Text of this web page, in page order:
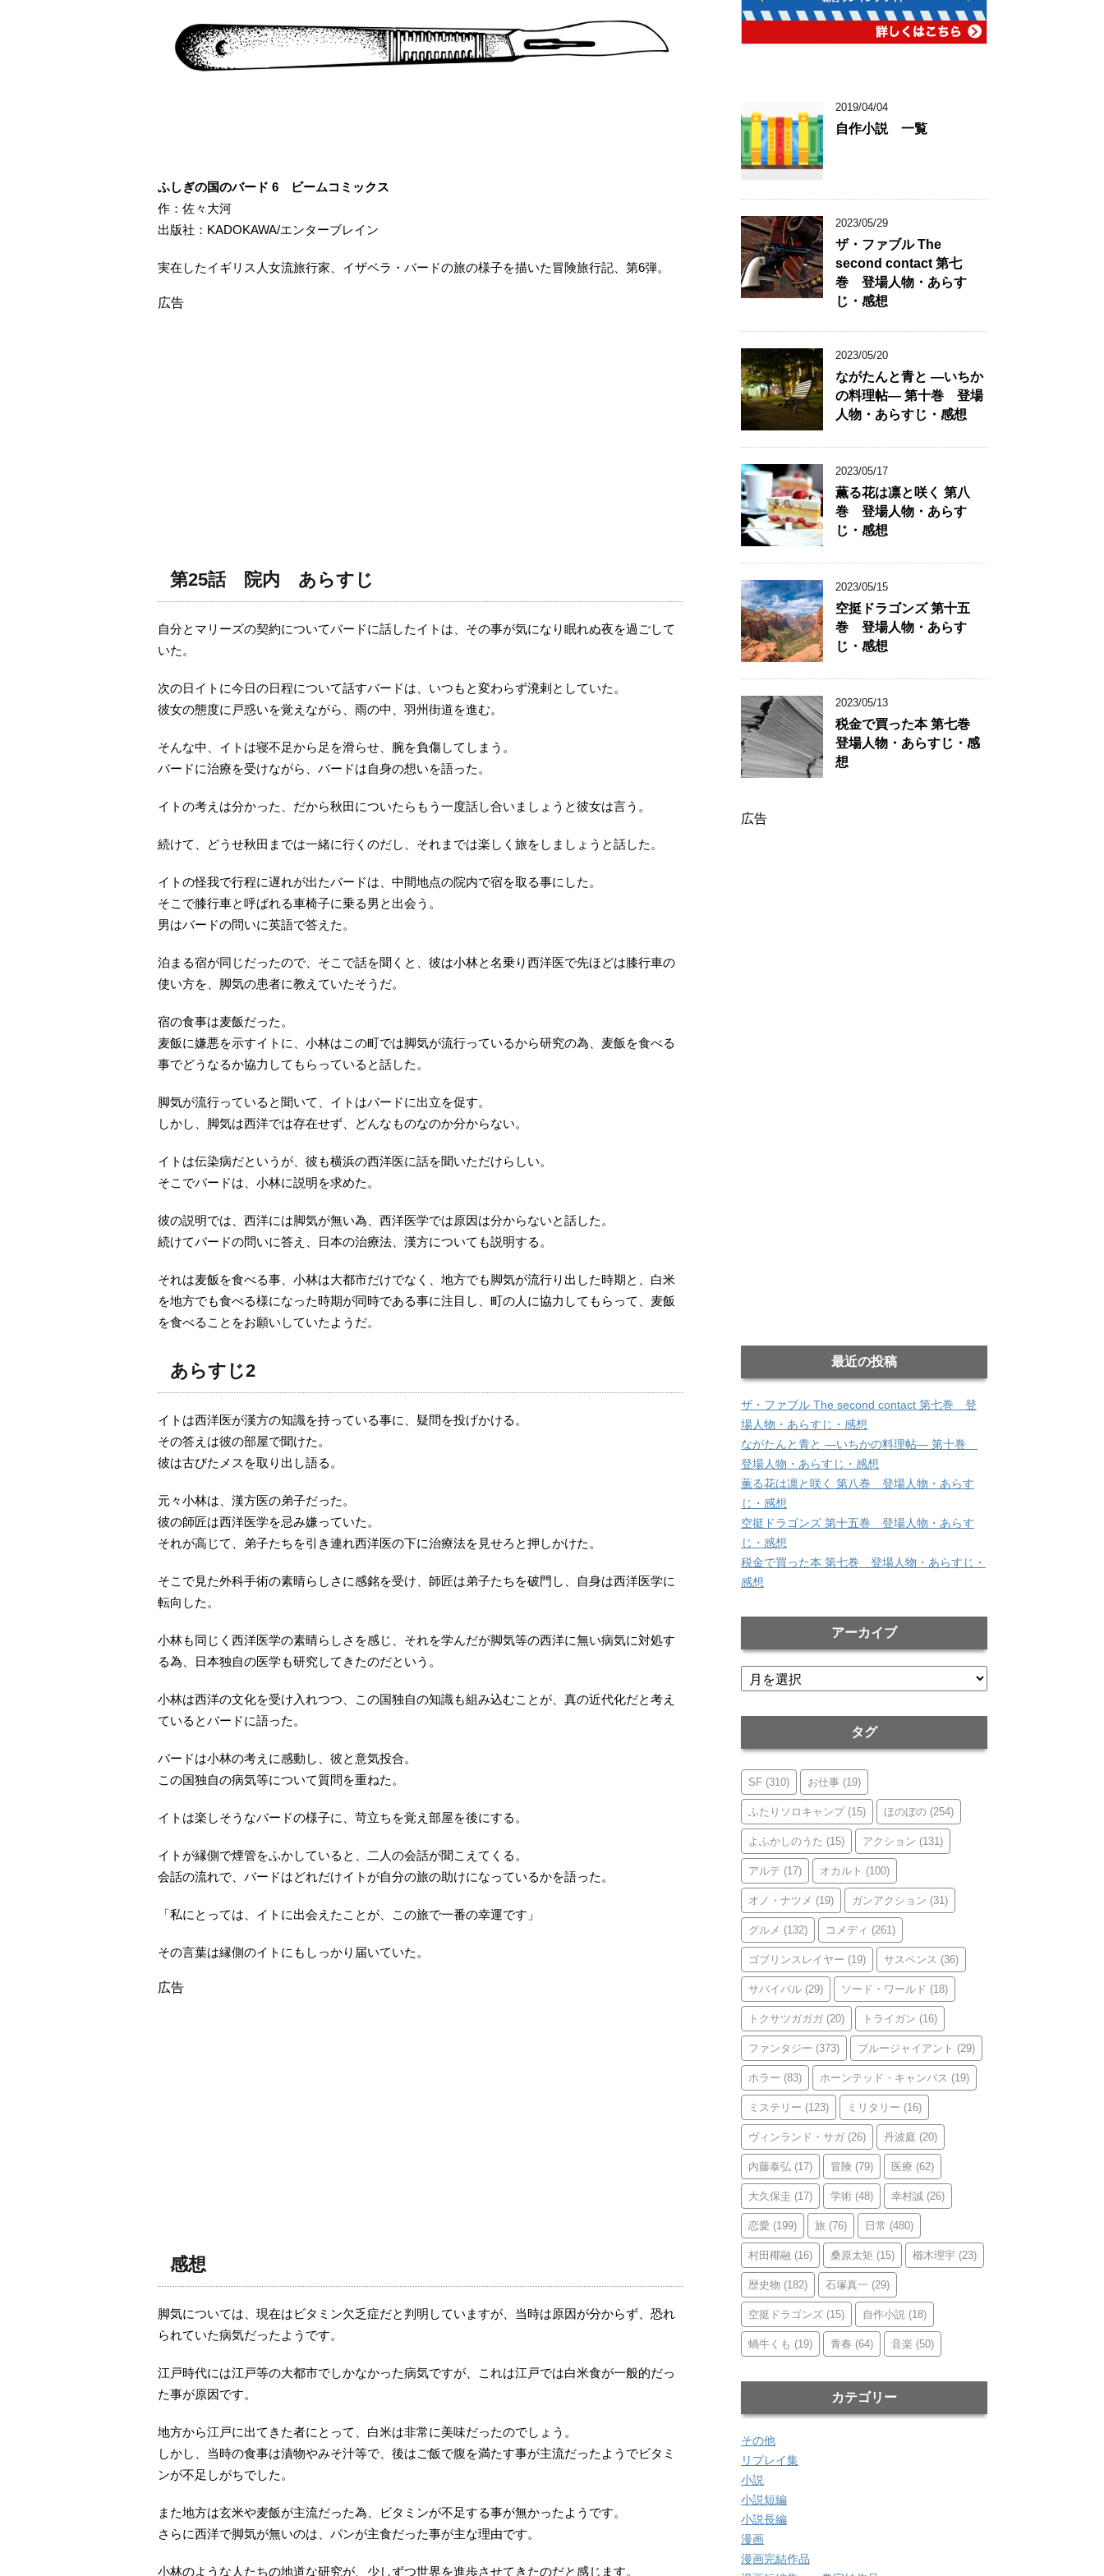
ふしぎの国のバード 6 ビームコミックス
作：佐々大河
出版社：KADOKAWA/エンターブレイン
実在したイギリス人女流旅行家、イザベラ・バードの旅の様子を描いた冒険旅行記、第6弾。
広告
第25話 院内 あらすじ
自分とマリーズの契約についてバードに話したイトは、その事が気になり眠れぬ夜を過ごして
いた。
次の日イトに今日の日程について話すバードは、いつもと変わらず溌剌としていた。
彼女の態度に戸惑いを覚えながら、雨の中、羽州街道を進む。
そんな中、イトは寝不足から足を滑らせ、腕を負傷してしまう。
バードに治療を受けながら、バードは自身の想いを語った。
イトの考えは分かった、だから秋田についたらもう一度話し合いましょうと彼女は言う。
続けて、どうせ秋田までは一緒に行くのだし、それまでは楽しく旅をしましょうと話した。
イトの怪我で行程に遅れが出たバードは、中間地点の院内で宿を取る事にした。
そこで膝行車と呼ばれる車椅子に乗る男と出会う。
男はバードの問いに英語で答えた。
泊まる宿が同じだったので、そこで話を聞くと、彼は小林と名乗り西洋医で先ほどは膝行車の
使い方を、脚気の患者に教えていたそうだ。
宿の食事は麦飯だった。
麦飯に嫌悪を示すイトに、小林はこの町では脚気が流行っているから研究の為、麦飯を食べる
事でどうなるか協力してもらっていると話した。
脚気が流行っていると聞いて、イトはバードに出立を促す。
しかし、脚気は西洋では存在せず、どんなものなのか分からない。
イトは伝染病だというが、彼も横浜の西洋医に話を聞いただけらしい。
そこでバードは、小林に説明を求めた。
彼の説明では、西洋には脚気が無い為、西洋医学では原因は分からないと話した。
続けてバードの問いに答え、日本の治療法、漢方についても説明する。
それは麦飯を食べる事、小林は大都市だけでなく、地方でも脚気が流行り出した時期と、白米
を地方でも食べる様になった時期が同時である事に注目し、町の人に協力してもらって、麦飯
を食べることをお願いしていたようだ。
あらすじ2
イトは西洋医が漢方の知識を持っている事に、疑問を投げかける。
その答えは彼の部屋で聞けた。
彼は古びたメスを取り出し語る。
元々小林は、漢方医の弟子だった。
彼の師匠は西洋医学を忌み嫌っていた。
それが高じて、弟子たちを引き連れ西洋医の下に治療法を見せろと押しかけた。
そこで見た外科手術の素晴らしさに感銘を受け、師匠は弟子たちを破門し、自身は西洋医学に
転向した。
小林も同じく西洋医学の素晴らしさを感じ、それを学んだが脚気等の西洋に無い病気に対処す
る為、日本独自の医学も研究してきたのだという。
小林は西洋の文化を受け入れつつ、この国独自の知識も組み込むことが、真の近代化だと考え
ているとバードに語った。
バードは小林の考えに感動し、彼と意気投合。
この国独自の病気等について質問を重ねた。
イトは楽しそうなバードの様子に、苛立ちを覚え部屋を後にする。
イトが縁側で煙管をふかしていると、二人の会話が聞こえてくる。
会話の流れで、バードはどれだけイトが自分の旅の助けになっているかを語った。
「私にとっては、イトに出会えたことが、この旅で一番の幸運です」
その言葉は縁側のイトにもしっかり届いていた。
広告
感想
脚気については、現在はビタミン欠乏症だと判明していますが、当時は原因が分からず、恐れ
られていた病気だったようです。
江戸時代には江戸等の大都市でしかなかった病気ですが、これは江戸では白米食が一般的だっ
た事が原因です。
地方から江戸に出てきた者にとって、白米は非常に美味だったのでしょう。
しかし、当時の食事は漬物やみそ汁等で、後はご飯で腹を満たす事が主流だったようでビタミ
ンが不足しがちでした。
また地方は玄米や麦飯が主流だった為、ビタミンが不足する事が無かったようです。
さらに西洋で脚気が無いのは、パンが主食だった事が主な理由です。
小林のような人たちの地道な研究が、少しずつ世界を進歩させてきたのだと感じます。
2019/04/04
自作小説 一覧
2023/05/29
ザ・ファブル The
second contact 第七
巻 登場人物・あらす
じ・感想
2023/05/20
ながたんと青と ―いちか
の料理帖― 第十巻 登場
人物・あらすじ・感想
2023/05/17
薫る花は凛と咲く 第八
巻 登場人物・あらす
じ・感想
2023/05/15
空挺ドラゴンズ 第十五
巻 登場人物・あらす
じ・感想
2023/05/13
税金で買った本 第七巻
登場人物・あらすじ・感
想
広告
最近の投稿
ザ・ファブル The second contact 第七巻 登
場人物・あらすじ・感想
ながたんと青と ―いちかの料理帖― 第十巻
登場人物・あらすじ・感想
薫る花は凛と咲く 第八巻 登場人物・あらす
じ・感想
空挺ドラゴンズ 第十五巻 登場人物・あらす
じ・感想
税金で買った本 第七巻 登場人物・あらすじ・
感想
アーカイブ
ア
ー
タグ
SF (310) お仕事 (19)
ふたりソロキャンプ(15) ほのぼの (254)
よふかしのうた (15) アクション (131)
アルテ (17) オカルト (100)
オノ・ナツメ (19) ガンアクション (31)
グルメ (132) コメディ (261)
ゴブリンスレイヤー (19) サスペンス (36)
サバイバル (29) ソード・ワールド (18)
トクサツガガガ (20) トライガン (16)
ファンタジー (373) ブルージャイアント (29)
ホラー (83) ホーンテッド・キャンパス (19)
ミステリー (123) ミリタリー (16)
ヴィンランド・サガ (26) 丹波庭 (20)
内藤泰弘 (17) 冒険 (79) 医療 (62)
大久保圭 (17) 学術 (48) 幸村誠 (26)
恋愛 (199) 旅 (76) 日常 (480)
村田椰融 (16) 桑原太矩 (15) 櫛木理宇 (23)
歴史物 (182) 石塚真一 (29)
空挺ドラゴンズ (15) 自作小説 (18)
蝸牛くも (19) 青春 (64) 音楽 (50)
カテゴリー
その他
リプレイ集
小説
小説短編
小説長編
漫画
漫画完結作品